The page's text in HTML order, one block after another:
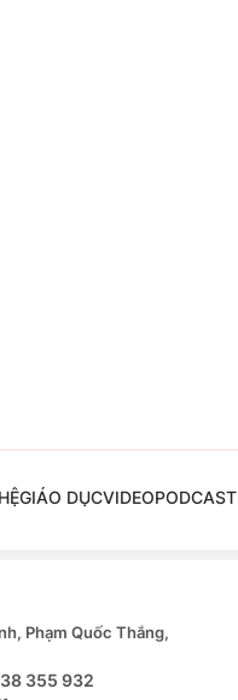
GIÁO DỤCVIDEOPODCAST
Phạm Quốc Thắng,
355 932